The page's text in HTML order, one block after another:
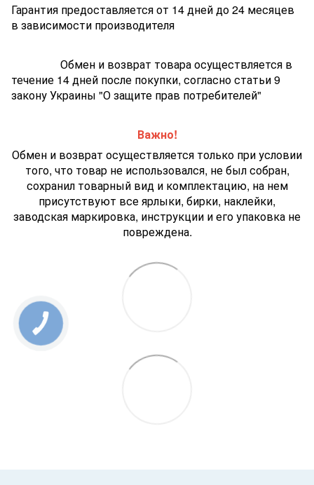
Гарантия предоставляется от 14 дней до 24 месяцев
в зависимости производителя
Обмен и возврат товара осуществляется в
течение 14 дней после покупки, согласно статьи 9
закону Украины "О защите прав потребителей"
Важно!
Обмен и возврат осуществляется только при условии
того, что товар не использовался, не был собран,
сохранил товарный вид и комплектацию, на нем
присутствуют все ярлыки, бирки, наклейки,
заводская маркировка, инструкции и его упаковка не
повреждена.